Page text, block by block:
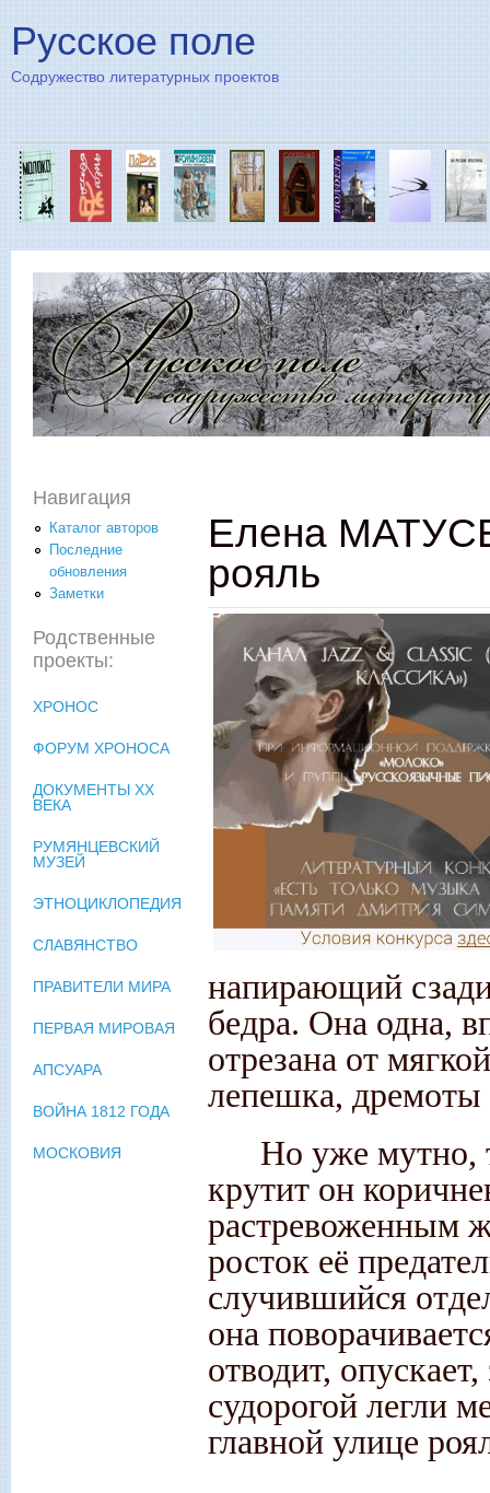
Русское поле
Содружество литературных проектов
Елена
рояль
напирающий
бедра. Она одна,
отрезана от
лепешка, дремоты
Но уже мутно,
крутит он
растревоженным
росток её
случившийся
она
отводит,
судорогой легли
главной улице
Навигация
Каталог авторов
Последние
обновления
Заметки
Родственные
проекты:
ХРОНОС
ФОРУМ ХРОНОСА
ДОКУМЕНТЫ XX
ВЕКА
РУМЯНЦЕВСКИЙ
МУЗЕЙ
ЭТНОЦИКЛОПЕДИЯ
СЛАВЯНСТВО
ПРАВИТЕЛИ МИРА
ПЕРВАЯ МИРОВАЯ
АПСУАРА
ВОЙНА 1812 ГОДА
МОСКОВИЯ